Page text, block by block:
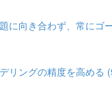
に向き合わず、常にゴ
リングの精度を高める